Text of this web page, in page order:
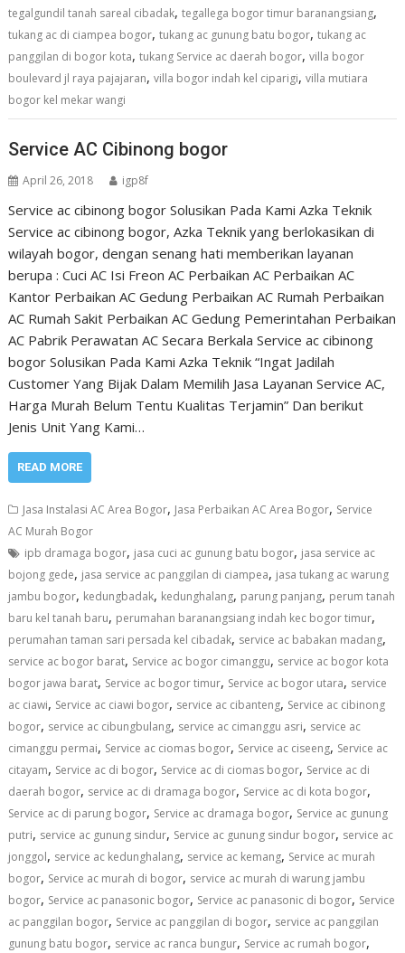
tegalgundil tanah sareal cibadak,tegallega bogor timur baranangsiang,
tukang ac di ciampea bogor,tukang ac gunung batu bogor,tukang ac
panggilan di bogor kota,tukang Service ac daerah bogor,villa bogor
boulevard jl raya pajajaran,villa bogor indah kel ciparigi,villa mutiara
bogor kel mekar wangi
Service AC Cibinong bogor
April 26, 2018 igp8f
Service ac cibinong bogor Solusikan Pada Kami Azka Teknik
Service ac cibinong bogor, Azka Teknik yang berlokasikan di
wilayah bogor, dengan senang hati memberikan layanan
berupa : Cuci AC Isi Freon AC Perbaikan AC Perbaikan AC
Kantor Perbaikan AC Gedung Perbaikan AC Rumah Perbaikan
AC Rumah Sakit Perbaikan AC Gedung Pemerintahan Perbaikan
AC Pabrik Perawatan AC Secara Berkala Service ac cibinong
bogor Solusikan Pada Kami Azka Teknik “Ingat Jadilah
Customer Yang Bijak Dalam Memilih Jasa Layanan Service AC,
Harga Murah Belum Tentu Kualitas Terjamin” Dan berikut
Jenis Unit Yang Kami…
READ MORE
Jasa Instalasi AC Area Bogor, Jasa Perbaikan AC Area Bogor, Service
AC Murah Bogor
ipb dramaga bogor, jasa cuci ac gunung batu bogor, jasa service ac
bojong gede, jasa service ac panggilan di ciampea, jasa tukang ac warung
jambu bogor, kedungbadak, kedunghalang, parung panjang, perum tanah
baru kel tanah baru, perumahan baranangsiang indah kec bogor timur,
perumahan taman sari persada kel cibadak, service ac babakan madang,
service ac bogor barat, Service ac bogor cimanggu, service ac bogor kota
bogor jawa barat, Service ac bogor timur, Service ac bogor utara, service
ac ciawi, Service ac ciawi bogor, service ac cibanteng, Service ac cibinong
bogor, service ac cibungbulang, service ac cimanggu asri, service ac
cimanggu permai, Service ac ciomas bogor, Service ac ciseeng, Service ac
citayam, Service ac di bogor, Service ac di ciomas bogor, Service ac di
daerah bogor, service ac di dramaga bogor, Service ac di kota bogor,
Service ac di parung bogor, Service ac dramaga bogor, Service ac gunung
putri, service ac gunung sindur, Service ac gunung sindur bogor, service ac
jonggol, service ac kedunghalang, service ac kemang, Service ac murah
bogor, Service ac murah di bogor, service ac murah di warung jambu
bogor, Service ac panasonic bogor, Service ac panasonic di bogor, Service
ac panggilan bogor, Service ac panggilan di bogor, service ac panggilan
gunung batu bogor, service ac ranca bungur, Service ac rumah bogor,